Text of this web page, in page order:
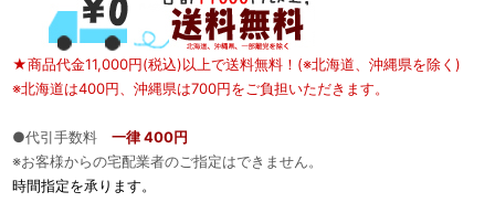
★商品代金11,000円(税込)以上で送料無料！(※北海道、沖縄県を除く)
※北海道は400円、沖縄県は700円をご負担いただきます。
●代引手数料 一律 400円
※お客様からの宅配業者のご指定はできません。
時間指定を承ります。